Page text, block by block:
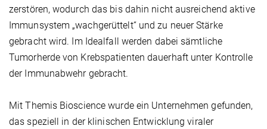
zerstören, wodurch das bis dahin nicht ausreichend aktive
Immunsystem „wachgerüttelt“ und zu neuer Stärke
gebracht wird. Im Idealfall werden dabei sämtliche
Tumorherde von Krebspatienten dauerhaft unter Kontrolle
der Immunabwehr gebracht.
Mit Themis Bioscience wurde ein Unternehmen gefunden,
das speziell in der klinischen Entwicklung viraler